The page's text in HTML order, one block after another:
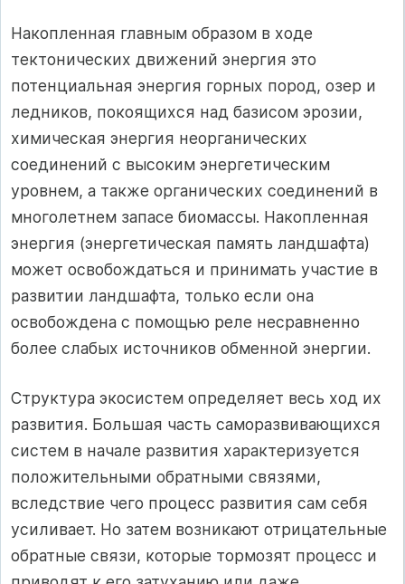
Накопленная главным образом в ходе
тектонических движений энергия это
потенциальная энергия горных пород, озер и
ледников, покоящихся над базисом эрозии,
химическая энергия неорганических
соединений с высоким энергетическим
уровнем, а также органических соединений в
многолетнем запасе биомассы. Накопленная
энергия (энергетическая память ландшафта)
может освобождаться и принимать участие в
развитии ландшафта, только если она
освобождена с помощью реле несравненно
более слабых источников обменной энергии.
Структура экосистем определяет весь ход их
развития. Большая часть саморазвивающихся
систем в начале развития характеризуется
положительными обратными связями,
вследствие чего процесс развития сам себя
усиливает. Но затем возникают отрицательные
обратные связи, которые тормозят процесс и